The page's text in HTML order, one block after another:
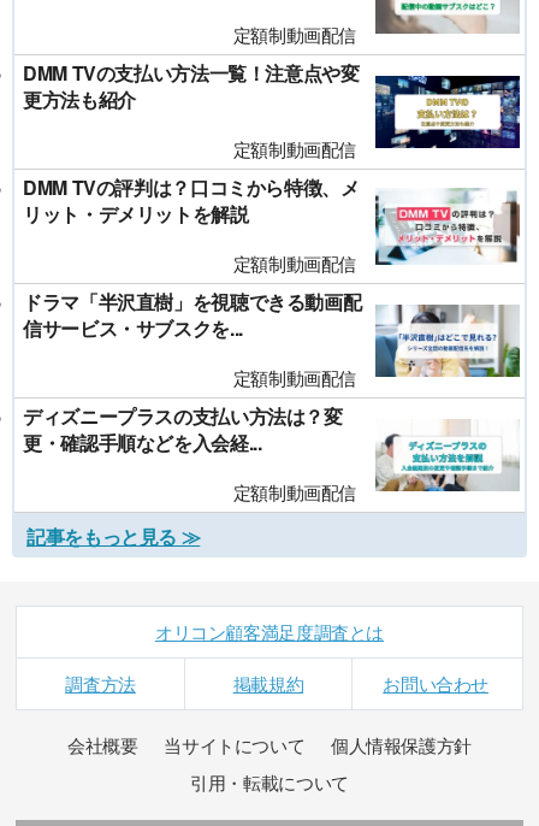
定額制動画配信
DMM TVの支払い方法一覧！注意点や変
更方法も紹介
定額制動画配信
DMM TVの評判は？口コミから特徴、メ
リット・デメリットを解説
定額制動画配信
ドラマ「半沢直樹」を視聴できる動画配
信サービス・サブスクを...
定額制動画配信
ディズニープラスの支払い方法は？変
更・確認手順などを入会経...
定額制動画配信
記事をもっと見る ≫
オリコン顧客満足度調査とは
調査方法 掲載規約 お問い合わせ
会社概要 当サイトについて
個人情報保護方針
引用・転載について